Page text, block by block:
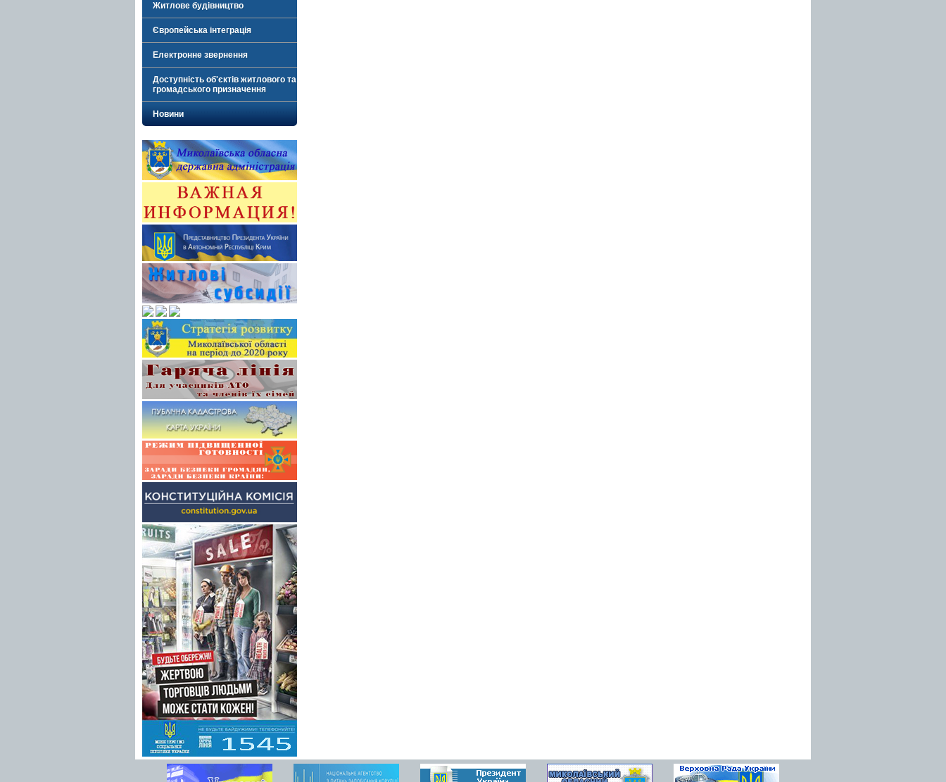
Житлове будівництво
Європейська інтеграція
Електронне звернення
Доступність об'єктів житлового та
громадського призначення
Новини